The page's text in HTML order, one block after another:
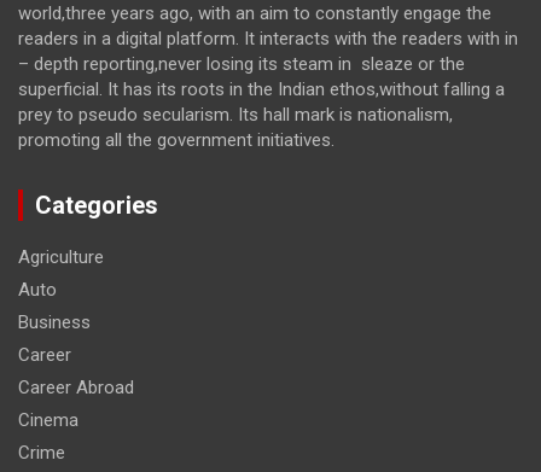
world,three years ago, with an aim to constantly engage the
readers in a digital platform. It interacts with the readers with in
– depth reporting,never losing its steam in sleaze or the
superficial. It has its roots in the Indian ethos,without falling a
prey to pseudo secularism. Its hall mark is nationalism,
promoting all the government initiatives.
Categories
Agriculture
Auto
Business
Career
Career Abroad
Cinema
Crime